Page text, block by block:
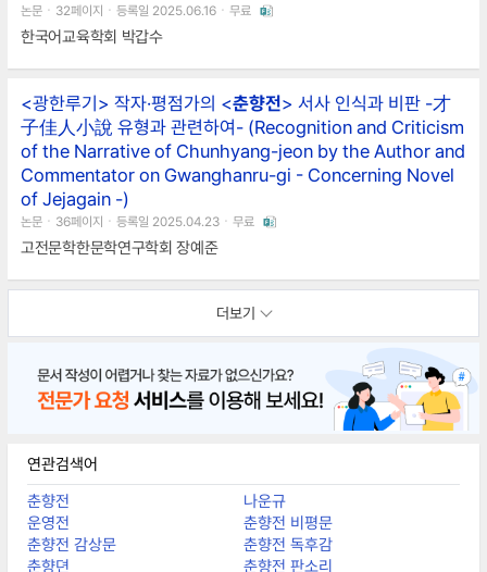
논문ㆍ32페이지ㆍ등록일 2025.06.16ㆍ무료
한국어교육학회 박갑수
<광한루기> 작자·평점가의 <춘향전> 서사 인식과 비판 -才
子佳人小說 유형과 관련하여- (Recognition and Criticism
of the Narrative of Chunhyang-jeon by the Author and
Commentator on Gwanghanru-gi - Concerning Novel
of Jejagain -)
논문ㆍ36페이지ㆍ등록일 2025.04.23ㆍ무료
고전문학한문학연구학회 장예준
더보기
연관검색어
춘향전
나운규
운영전
춘향전 비평문
춘향전 감상문
춘향전 독후감
춘향뎐
춘향전 판소리